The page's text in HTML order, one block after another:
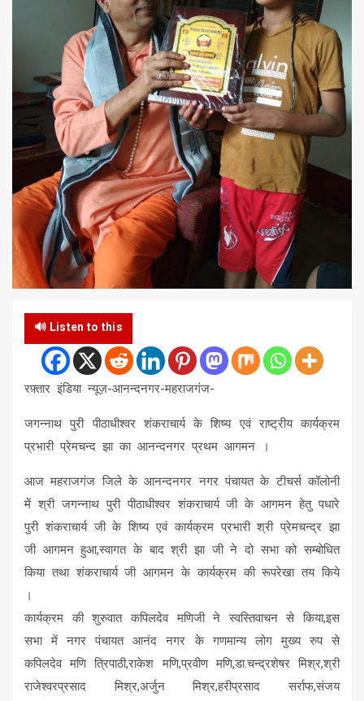
🔊 Listen to this
रफ़्तार इंडिया न्यूज़-आनन्दनगर-महराजगंज-
जगन्नाथ पुरी पीठाधीश्वर शंकराचार्य के शिष्य एवं राष्ट्रीय कार्यक्रम
प्रभारी प्रेमचन्द झा का आनन्दनगर प्रथम आगमन ।
आज महराजगंज जिले के आनन्दनगर नगर पंचायत के टीचर्स कॉलोनी
में श्री जगन्नाथ पुरी पीठाधीश्वर शंकराचार्य जी के आगमन हेतु पधारे
पुरी शंकराचार्य जी के शिष्य एवं कार्यक्रम प्रभारी श्री प्रेमचन्द्र झा
जी आगमन हुआ,स्वागत के बाद श्री झा जी ने दो सभा को सम्बोधित
किया तथा शंकराचार्य जी आगमन के कार्यक्रम की रूपरेखा तय किये
।
कार्यक्रम की शुरुवात कपिलदेव मणिजी ने स्वस्तिवाचन से किया,इस
सभा में नगर पंचायत आनंद नगर के गणमान्य लोग मुख्य रुप से
कपिलदेव मणि त्रिपाठी,राकेश मणि,प्रवीण मणि,डा.चन्द्रशेषर मिश्र,श्री
राजेश्वरप्रसाद मिश्र,अर्जुन मिश्र,हरीप्रसाद सर्राफ,संजय